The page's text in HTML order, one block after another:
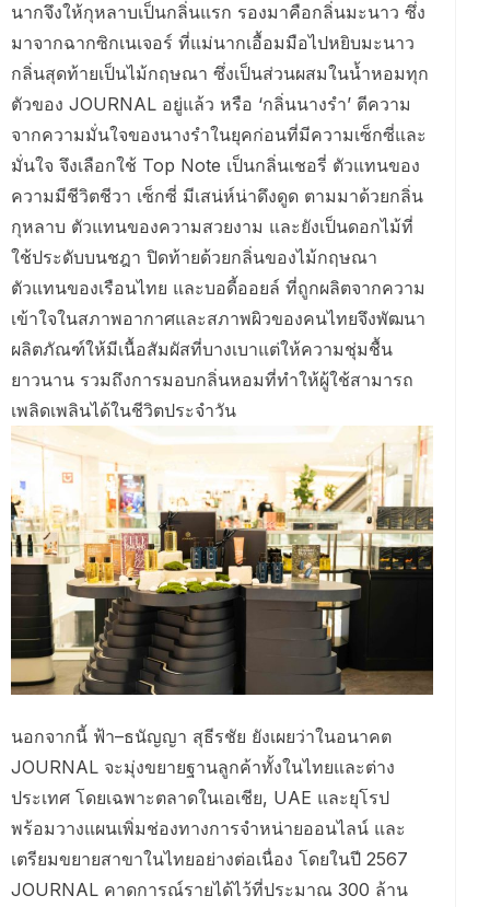
นากจึงให้กุหลาบเป็นกลิ่นแรก รองมาคือกลิ่นมะนาว ซึ่ง
มาจากฉากซิกเนเจอร์ ที่แม่นากเอื้อมมือไปหยิบมะนาว
กลิ่นสุดท้ายเป็นไม้กฤษณา ซึ่งเป็นส่วนผสมในน้ำหอมทุก
ตัวของ JOURNAL อยู่แล้ว หรือ ‘กลิ่นนางรำ’ ตีความ
จากความมั่นใจของนางรำในยุคก่อนที่มีความเซ็กซี่และ
มั่นใจ จึงเลือกใช้ Top Note เป็นกลิ่นเชอรี่ ตัวแทนของ
ความมีชีวิตชีวา เซ็กซี่ มีเสน่ห์น่าดึงดูด ตามมาด้วยกลิ่น
กุหลาบ ตัวแทนของความสวยงาม และยังเป็นดอกไม้ที่
ใช้ประดับบนชฎา ปิดท้ายด้วยกลิ่นของไม้กฤษณา
ตัวแทนของเรือนไทย และบอดี้ออยล์ ที่ถูกผลิตจากความ
เข้าใจในสภาพอากาศและสภาพผิวของคนไทยจึงพัฒนา
ผลิตภัณฑ์ให้มีเนื้อสัมผัสที่บางเบาแต่ให้ความชุ่มชื้น
ยาวนาน รวมถึงการมอบกลิ่นหอมที่ทำให้ผู้ใช้สามารถ
เพลิดเพลินได้ในชีวิตประจำวัน
นอกจากนี้ ฟ้า–ธนัญญา สุธีรชัย ยังเผยว่าในอนาคต
JOURNAL จะมุ่งขยายฐานลูกค้าทั้งในไทยและต่าง
ประเทศ โดยเฉพาะตลาดในเอเชีย, UAE และยุโรป
พร้อมวางแผนเพิ่มช่องทางการจำหน่ายออนไลน์ และ
เตรียมขยายสาขาในไทยอย่างต่อเนื่อง โดยในปี 2567
JOURNAL คาดการณ์รายได้ไว้ที่ประมาณ 300 ล้าน